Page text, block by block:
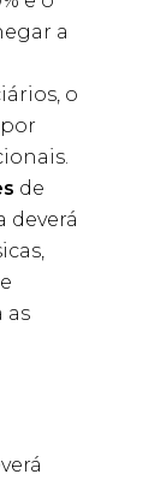
a
o
de
deverá
as